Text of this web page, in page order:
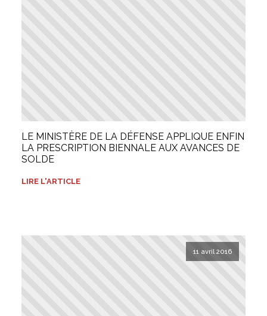
LE MINISTÈRE DE LA DÉFENSE APPLIQUE ENFIN
LA PRESCRIPTION BIENNALE AUX AVANCES DE
SOLDE
LIRE L'ARTICLE
11 avril 2016